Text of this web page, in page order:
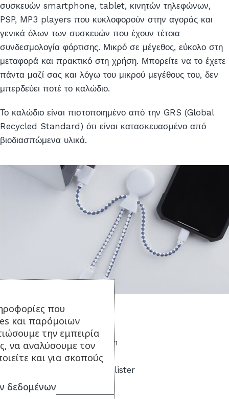
συσκευών smartphone, tablet, κινητών τηλεφώνων,
PSP, MP3 players που κυκλοφορούν στην αγοράς και
γενικά όλων των συσκευών που έχουν τέτοια
συνδεσμολογία φόρτισης. Μικρό σε μέγεθος, εύκολο στη
μεταφορά και πρακτικό στη χρήση. Μπορείτε να το έχετε
πάντα μαζί σας και λόγω του μικρού μεγέθους του, δεν
μπερδεύει ποτέ το καλώδιο.
Το καλώδιο είναι πιστοποιημένο από την GRS (Global
Recycled Standard) ότι είναι κατασκευασμένο από
βιοδιασπώμενα υλικά.
Τεχνικά Χαρακτηριστικά:
Διάσταση: 15.2 x 3.2 x 1.2 cm
Βάρος: 12 gr
Συσκευασία: Eco FSC Box Blister
που
και παρόμοιων
την εμπειρία
να αναλύσουμε τον
και για σκοπούς
δεδομένων